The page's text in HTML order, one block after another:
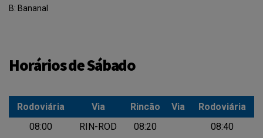
B: Bananal
Horários de Sábado
Rodoviária Via Rincão Via
Rodoviária
Rodoviária
Via Rincão Rodoviária
08:00 RIN-ROD 08:20
08:40